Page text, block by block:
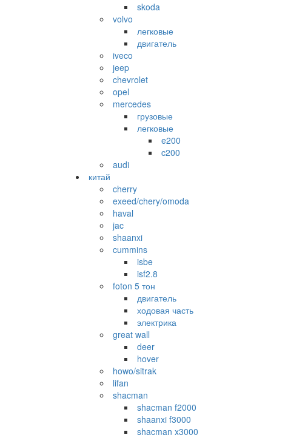
skoda
volvo
легковые
двигатель
iveco
jeep
chevrolet
opel
mercedes
грузовые
легковые
e200
c200
audi
китай
cherry
exeed/chery/omoda
haval
jac
shaanxi
cummins
isbe
isf2.8
foton 5 тон
двигатель
ходовая часть
электрика
great wall
deer
hover
howo/sitrak
lifan
shacman
shacman f2000
shaanxi f3000
shacman x3000